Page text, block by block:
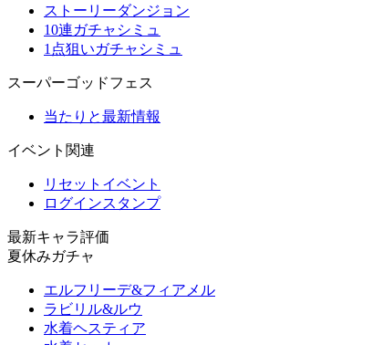
ストーリーダンジョン
10連ガチャシミュ
1点狙いガチャシミュ
スーパーゴッドフェス
当たりと最新情報
イベント関連
リセットイベント
ログインスタンプ
最新キャラ評価
夏休みガチャ
エルフリーデ&フィアメル
ラビリル&ルウ
水着ヘスティア